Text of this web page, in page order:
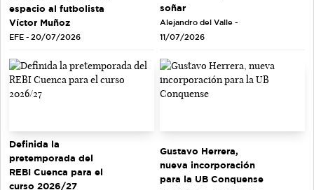
espacio al futbolista
Víctor Muñoz
EFE - 20/07/2026
soñar
Alejandro del Valle -
11/07/2026
Definida la
pretemporada del
REBI Cuenca para el
curso 2026/27
Gustavo Herrera,
nueva incorporación
para la UB Conquense